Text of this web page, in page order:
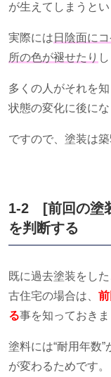
が生えてしまうと
実際には 日陰面に
所の色が褪せたり
多くの人がそれを
状態の変化に後に
ですので、塗装は築
1-2 [前回の塗
を判断する
既に過去塗装をし
古住宅の場合は、
る事を知っておきま
塗料には“耐用年数
が変わるためです。